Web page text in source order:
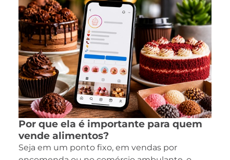
Por que ela é importante para quem
vende alimentos?
Seja em um ponto fixo, em vendas por